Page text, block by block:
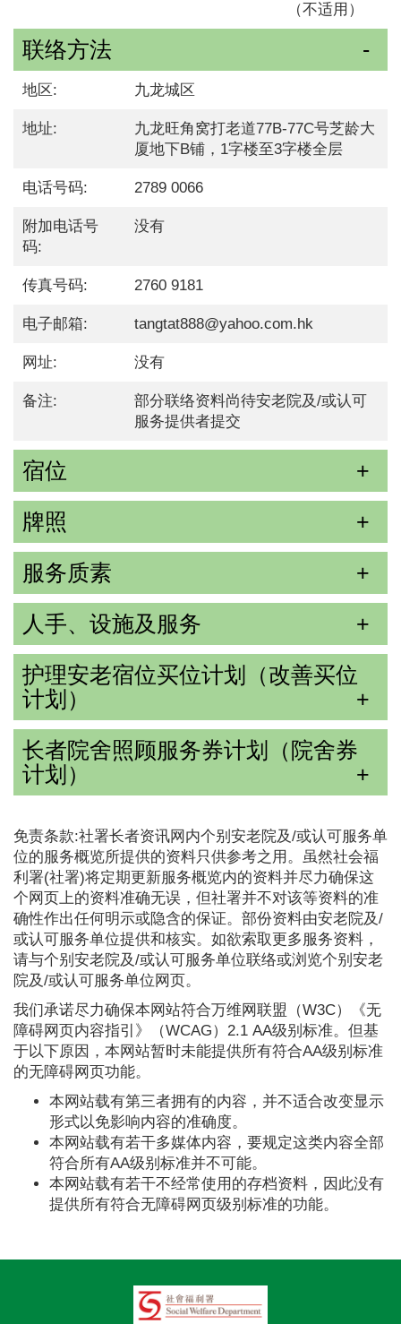
（不适用）
联络方法
地区: 九龙城区
地址:
九龙旺角窝打老道77B-77C号芝龄大
厦地下B铺，1字楼至3字楼全层
电话号码: 2789 0066
附加电话号
码:
没有
传真号码: 2760 9181
电子邮箱: tangtat888@yahoo.com.hk
网址: 没有
备注:
部分联络资料尚待安老院及/或认可
服务提供者提交
宿位
牌照
服务质素
人手、设施及服务
护理安老宿位买位计划（改善买位
计划）
长者院舍照顾服务券计划（院舍券
计划）
免责条款:社署长者资讯网内个别安老院及/或认可服务单
位的服务概览所提供的资料只供参考之用。虽然社会福
利署(社署)将定期更新服务概览内的资料并尽力确保这
个网页上的资料准确无误，但社署并不对该等资料的准
确性作出任何明示或隐含的保证。部份资料由安老院及/
或认可服务单位提供和核实。如欲索取更多服务资料，
请与个别安老院及/或认可服务单位联络或浏览个别安老
院及/或认可服务单位网页。
我们承诺尽力确保本网站符合万维网联盟（W3C）《无
障碍网页内容指引》（WCAG）2.1 AA级别标准。但基
于以下原因，本网站暂时未能提供所有符合AA级别标准
的无障碍网页功能。
本网站载有第三者拥有的内容，并不适合改变显示
形式以免影响内容的准确度。
本网站载有若干多媒体内容，要规定这类内容全部
符合所有AA级别标准并不可能。
本网站载有若干不经常使用的存档资料，因此没有
提供所有符合无障碍网页级别标准的功能。